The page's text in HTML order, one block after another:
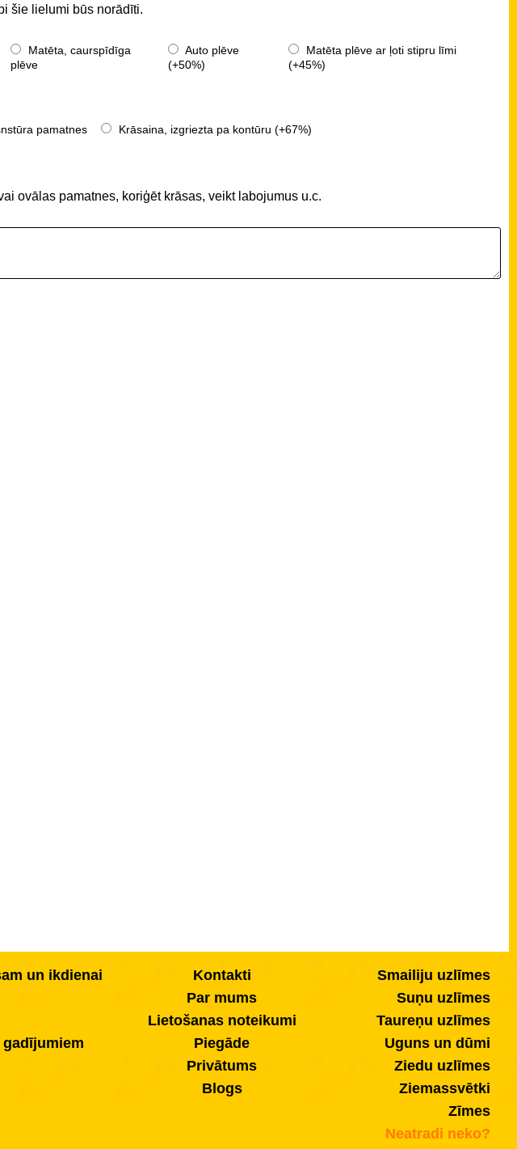
šie lielumi būs norādīti.
Matēta, caurspīdīga
plēve
Auto plēve
(+50%)
Matēta plēve ar ļoti stipru līmi
(+45%)
pamatnes Krāsaina, izgriezta pa kontūru (+67%)
ovālas pamatnes, koriģēt krāsas, veikt labojumus u.c.
un ikdienai
Kontakti
Par mums
Lietošanas noteikumi
Piegāde
Privātums
Blogs
Smailiju uzlīmes
Suņu uzlīmes
Taureņu uzlīmes
Uguns un dūmi
Ziedu uzlīmes
Ziemassvētki
Zīmes
Neatradi neko?